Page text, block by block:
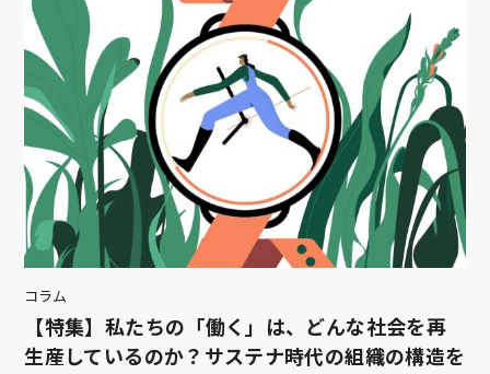
コラム
【特集】私たちの「働く」は、どんな社会を再
生産しているのか？サステナ時代の組織の構造を